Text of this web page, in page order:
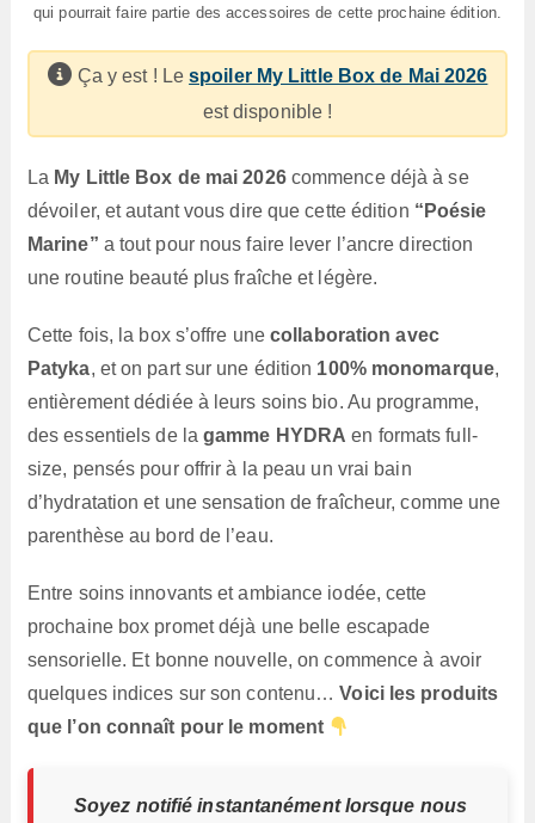
qui pourrait faire partie des accessoires de cette prochaine édition.
Ça y est ! Lespoiler My Little Box de Mai 2026
est disponible !
La My Little Box de mai 2026commence déjà à se
dévoiler, et autant vous dire que cette édition “Poésie
Marine” a tout pour nous faire lever l’ancre direction
une routine beauté plus fraîche et légère.
Cette fois, la box s’offre unecollaboration avec
Patyka, et on part sur une édition 100% monomarque,
entièrement dédiée à leurs soins bio. Au programme,
des essentiels de lagamme HYDRA en formats full-
size, pensés pour offrir à la peau un vrai bain
d’hydratation et une sensation de fraîcheur, comme une
parenthèse au bord de l’eau.
Entre soins innovants et ambiance iodée, cette
prochaine box promet déjà une belle escapade
sensorielle. Et bonne nouvelle, on commence à avoir
quelques indices sur son contenu…Voici les produits
que l’on connaît pour le moment
Soyez notifié instantanément lorsque nous